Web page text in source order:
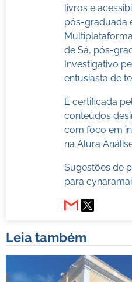
livros e
pós-graduada
de Sá, pós-
Investigativo
entusiasta de
É certificada
conteúdos
com foco em
na Alura
Sugestões de
para
Leia também